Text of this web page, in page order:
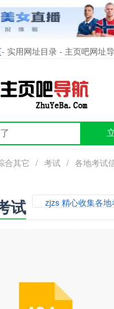
- 实用网址目录 - 主页吧网址
合其它 / 考试 / 各地考试
试 zjzs 精心收集各